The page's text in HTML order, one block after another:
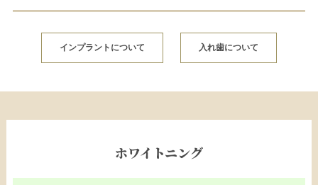
インプラントについて 入れ歯について
ホワイトニング